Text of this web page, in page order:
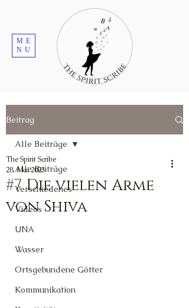
ME
NU
Beitrag
Alle Beiträge
Verschiedenes
Videos
UNA
Wasser
Ortsgebundene Götter
Kommunikation
Alle Beiträge
#7 Die vielen Arme
von Shiva
The Spirit Scribe
28. Mai 2023